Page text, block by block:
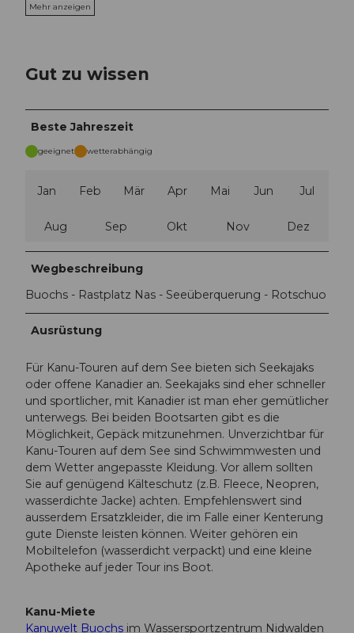
Mehr anzeigen
Gut zu wissen
Beste Jahreszeit
geeignet wetterabhängig
Jan Feb Mär Apr Mai Jun Jul
Aug Sep Okt Nov Dez
Wegbeschreibung
Buochs - Rastplatz Nas - Seeüberquerung - Rotschuo
Ausrüstung
Für Kanu-Touren auf dem See bieten sich Seekajaks
oder offene Kanadier an. Seekajaks sind eher schneller
und sportlicher, mit Kanadier ist man eher gemütlicher
unterwegs. Bei beiden Bootsarten gibt es die
Möglichkeit, Gepäck mitzunehmen. Unverzichtbar für
Kanu-Touren auf dem See sind Schwimmwesten und
dem Wetter angepasste Kleidung. Vor allem sollten
Sie auf genügend Kälteschutz (z.B. Fleece, Neopren,
wasserdichte Jacke) achten. Empfehlenswert sind
ausserdem Ersatzkleider, die im Falle einer Kenterung
gute Dienste leisten können. Weiter gehören ein
Mobiltelefon (wasserdicht verpackt) und eine kleine
Apotheke auf jeder Tour ins Boot.
Kanu-Miete
Kanuwelt Buochs im Wassersportzentrum Nidwalden